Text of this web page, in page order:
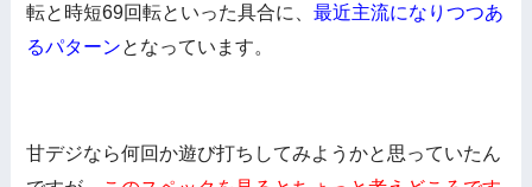
転と時短69回転といった具合に、最近主流になりつつあ
るパターンとなっています。
甘デジなら何回か遊び打ちしてみようかと思っていたん